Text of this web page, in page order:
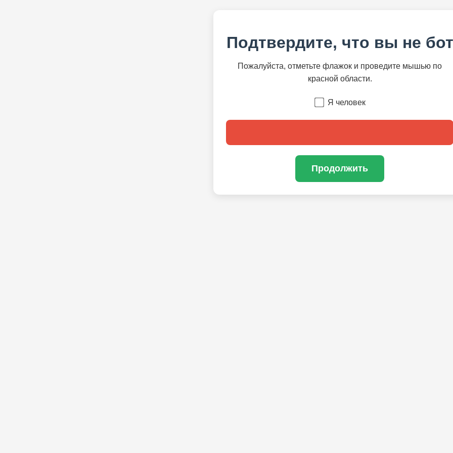
Подтвердите, что вы не бот
Пожалуйста, отметьте флажок и проведите мышью по
красной области.
Я человек
Продолжить